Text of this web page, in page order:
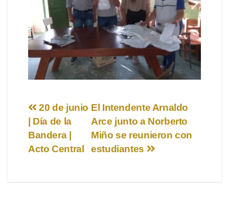
Navegación
de
entradas
El Intendente Arnaldo
Arce junto a Norberto
Miño se reunieron con
estudiantes
20 de junio
| Día de la
Bandera |
Acto Central